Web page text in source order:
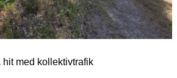
hit med kollektivtrafik